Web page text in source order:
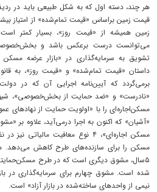
هر چند، دسته اول که به شکل طبیعی باید در
قیمت زمین براساس «قیمت تمام‌شده» از امتیاز
زمین همیشه از «قیمت روز»، بسیار کمتر
می‌توانست درست برعکس باشد و بخش‌خصوصی
تشویق به سرمایه‌گذاری در «بازار عرضه مسکن
برمی‌گردد که آیین‌نامه اجرایی آن که در
«نادرست» و «ضد حمایت از بخش‌خصوصی»،
مسکن‌اجاره‌ای را با «اولویت حمایت از نهادهای
«آشیان» که اکنون به اجرا درمی‌آید، علاوه بر
مسکن اجاره‌ای»، ۴ نوع معافیت
مسکن را برای سازنده‌های طرح کاهش می‌دهد.
شده است. مشوق چهارم برای سرمایه‌گذاری در
نیمی از واحدهای ساخته‌شده در بازار آزاد» است.